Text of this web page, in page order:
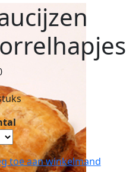
toe aan winkelmand